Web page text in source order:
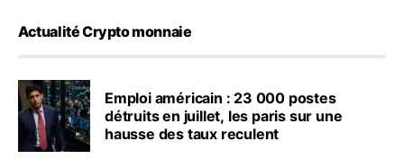
Actualité Crypto monnaie
Emploi américain : 23 000 postes
détruits en juillet, les paris sur une
hausse des taux reculent